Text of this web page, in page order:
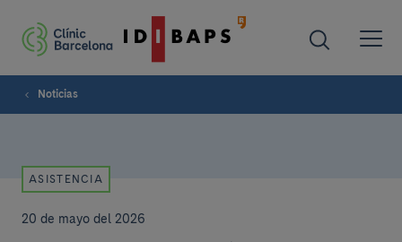
Noticias
ASISTENCIA
20 de mayo del 2026